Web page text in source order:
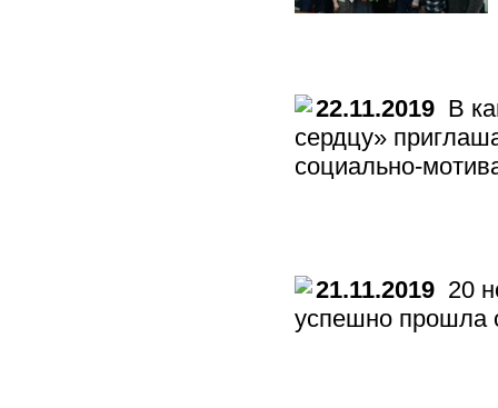
22.11.2019 В
сердцу»
социально-
21.11.2019 20
успешно прошла